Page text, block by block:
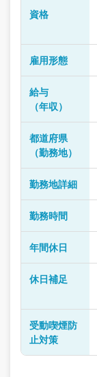
資格
雇用形態
給与
（年収）
都道府県
（勤務地）
勤務地詳細
勤務時間
年間休日
休日補足
受動喫煙防
止対策